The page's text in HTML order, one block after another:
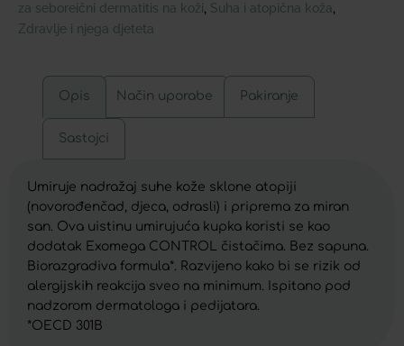
za seboreični dermatitis na koži, Suha i atopična koža,
Zdravlje i njega djeteta
Opis Način uporabe Pakiranje
Sastojci
Umiruje nadražaj suhe kože sklone atopiji
(novorođenčad, djeca, odrasli) i priprema za miran
san. Ova uistinu umirujuća kupka koristi se kao
dodatak Exomega CONTROL čistačima. Bez sapuna.
Biorazgradiva formula*. Razvijeno kako bi se rizik od
alergijskih reakcija sveo na minimum. Ispitano pod
nadzorom dermatologa i pedijatara.
*OECD 301B